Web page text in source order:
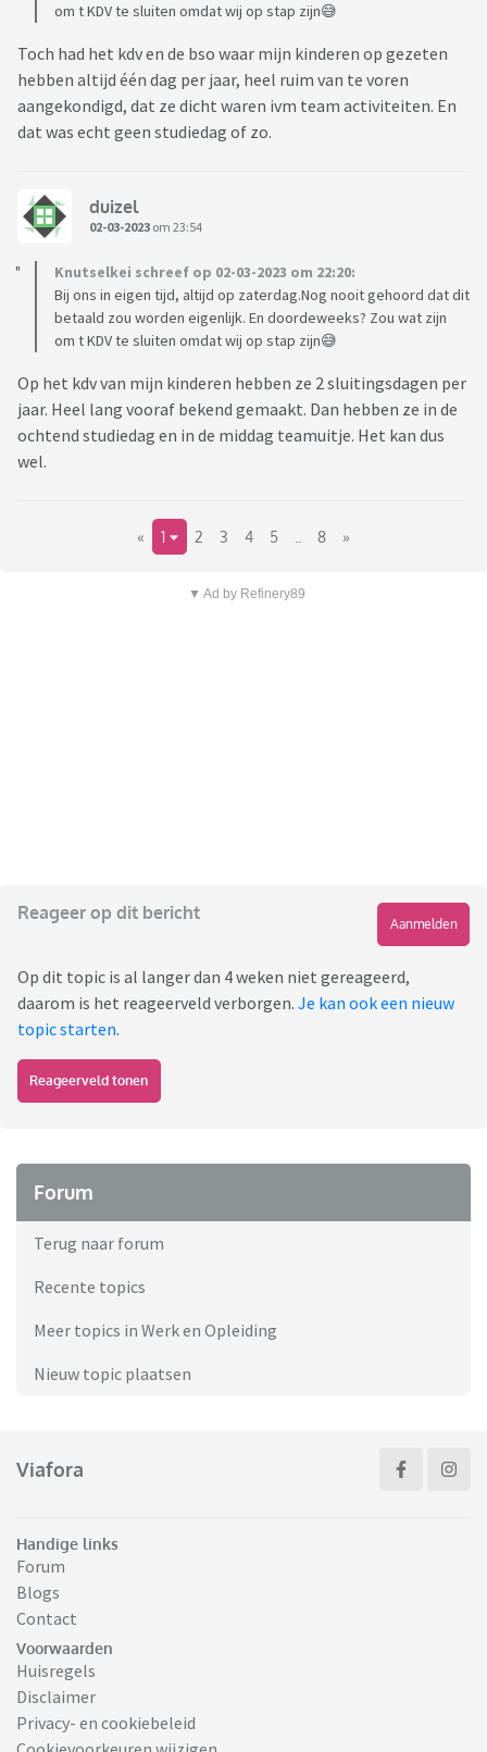
om t KDV te sluiten omdat wij op stap zijn😅
Toch had het kdv en de bso waar mijn kinderen op gezeten
hebben altijd één dag per jaar, heel ruim van te voren
aangekondigd, dat ze dicht waren ivm team activiteiten. En
dat was echt geen studiedag of zo.
duizel
02-03-2023 om 23:54
Knutselkei schreef op 02-03-2023 om 22:20:
Bij ons in eigen tijd, altijd op zaterdag.Nog nooit gehoord dat dit
betaald zou worden eigenlijk. En doordeweeks? Zou wat zijn
om t KDV te sluiten omdat wij op stap zijn😅
Op het kdv van mijn kinderen hebben ze 2 sluitingsdagen per
jaar. Heel lang vooraf bekend gemaakt. Dan hebben ze in de
ochtend studiedag en in de middag teamuitje. Het kan dus
wel.
« 1 2 3 4 5 8 »
▼ Ad by Refinery89
Reageer op dit bericht
Aanmelden
Op dit topic is al langer dan 4 weken niet gereageerd,
daarom is het reageerveld verborgen. Je kan ook een nieuw
topic starten.
Reageerveld tonen
Forum
Terug naar forum
Recente topics
Meer topics in Werk en Opleiding
Nieuw topic plaatsen
Viafora
Handige links
Forum
Blogs
Contact
Voorwaarden
Huisregels
Disclaimer
Privacy- en cookiebeleid